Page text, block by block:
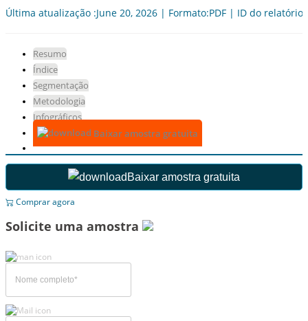
Última atualização :June 20, 2026 | Formato:PDF | ID do relatório:
Resumo
Índice
Segmentação
Metodologia
Infográficos
Baixar amostra gratuita
Baixar amostra gratuita
Comprar agora
Solicite uma amostra